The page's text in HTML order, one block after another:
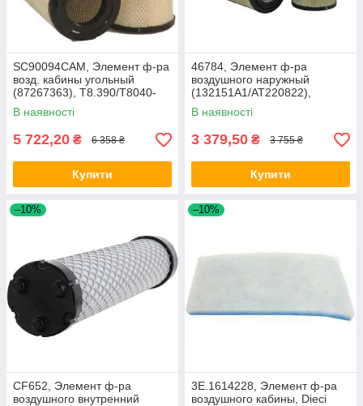
SC90094CAM, Элемент ф-ра
возд. кабины угольный
(87267363), T8.390/T8040-
50/SPX3320/Mag.340
В наявності
5 722,20 ₴ 6 358 ₴
Купити
46784, Элемент ф-ра
воздушного наружный
(132151A1/AT220822),
Case2188/2166/1680
В наявності
3 379,50 ₴ 3 755 ₴
Купити
–10%
CF652, Элемент ф-ра
воздушного внутренний
–10%
3E.1614228, Элемент ф-ра
воздушного кабины, Dieci